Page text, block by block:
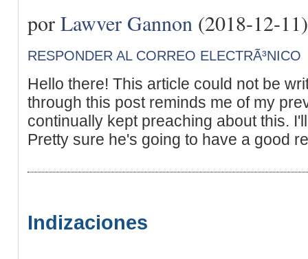
por Lawver Gannon (2018-12-11)
RESPONDER AL CORREO ELECTRÃ³NICO
Hello there! This article could not be
through this post reminds me of my
continually kept preaching about this.
Pretty sure he's going to have a good
Indizaciones